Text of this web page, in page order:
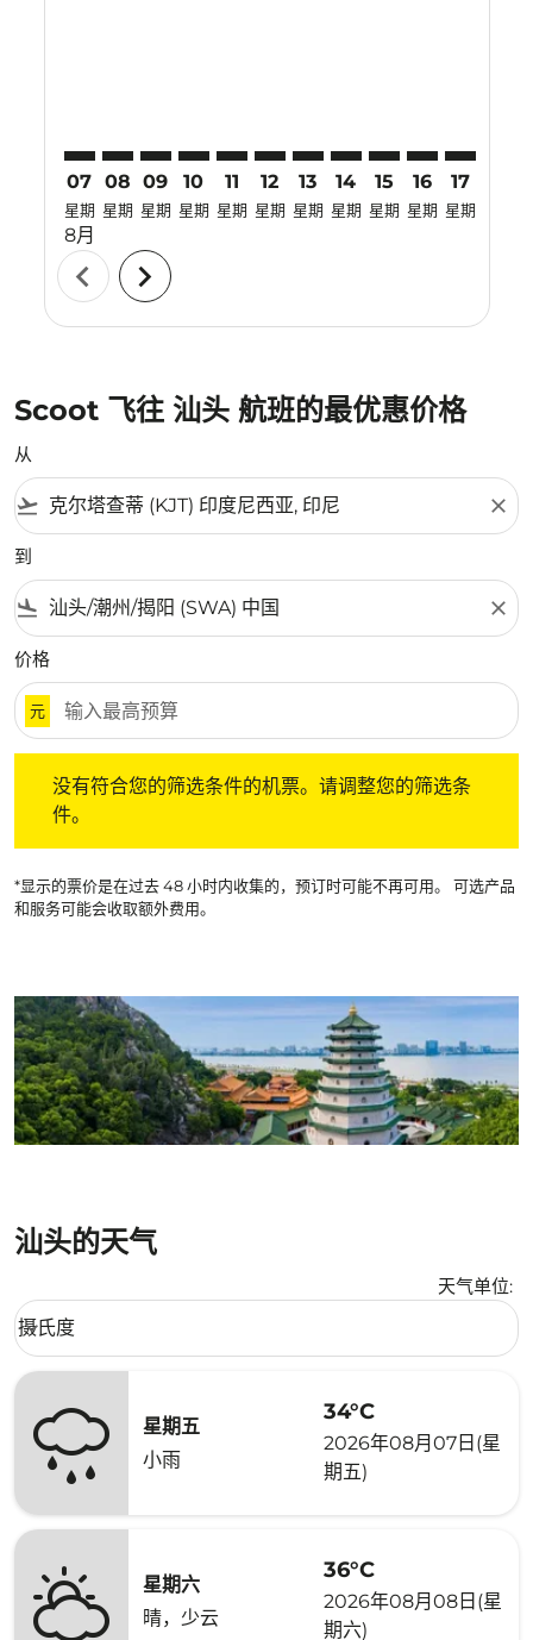
07
星期
8月
08
星期
09
星期
10
星期
11
星期
12
星期
13
星期
14
星期
15
星期
16
星期
17
星期
chevron_left chevron_right
Scoot 飞往 汕头 航班的最优惠价格
从
flight_takeoff close
到
flight_land close
价格
元
没有符合您的筛选条件的机票。请调整您的筛选条
件。
*显示的票价是在过去 48 小时内收集的，预订时可能不再可用。 可选产品
和服务可能会收取额外费用。
汕头的天气
天气单位:
Weather unit option 摄氏度 Selected
摄氏度
keyboard_arrow_down
星期五
小雨
34°C
2026年08月07日(星
期五)
星期六
晴，少云
36°C
2026年08月08日(星
期六)